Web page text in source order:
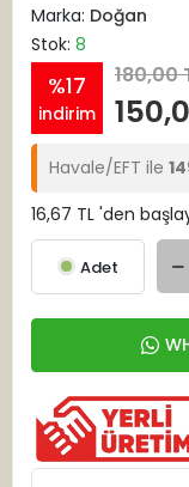
Marka: Doğan
Stok: 8
%17
indirim
180,00
Havale/EFT ile
16,67 TL 'den
Adet